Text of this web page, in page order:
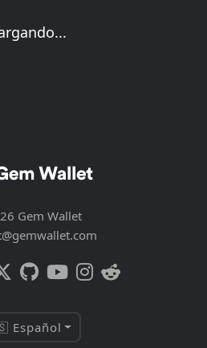
Gem Wallet
Español